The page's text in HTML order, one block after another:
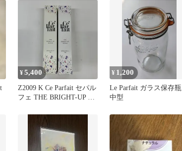
¥5,400
Z2009 K Ce Parfait セパル
フェ THE BRIGHT-UP BB
クル 20g SPF50+ PA+++
計2点セット【赤字覚
¥ 1,200
Le Parfait ガラス保存瓶
中型